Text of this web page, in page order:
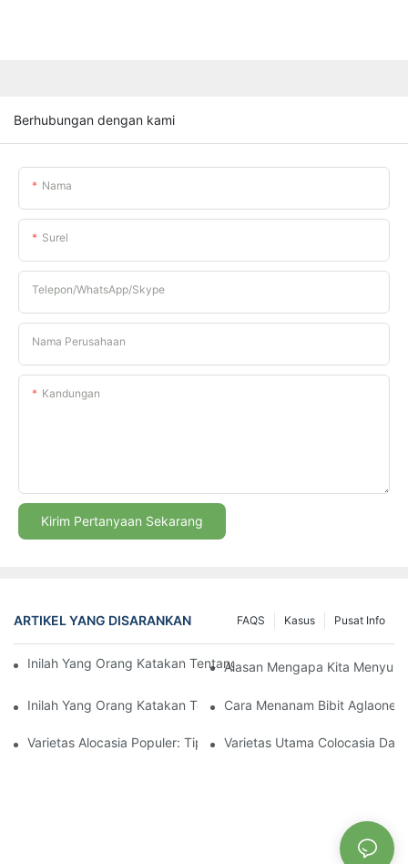
Berhubungan dengan kami
Nama
Surel
Telepon/WhatsApp/Skype
Nama Perusahaan
Kandungan
Kirim Pertanyaan Sekarang
ARTIKEL YANG DISARANKAN Pusat Info
Kasus
FAQS
Inilah Yang Orang Katakan Tentang Tanaman Hias Dalam
Alasan Mengapa Kita
Inilah Yang Orang Katakan Tentang Tanaman Hias Dalam
Cara Menanam Bibit
Varietas Alocasia Populer: Tips Perawatan Dan Pertumbuhan
Varietas Utama Colocasia